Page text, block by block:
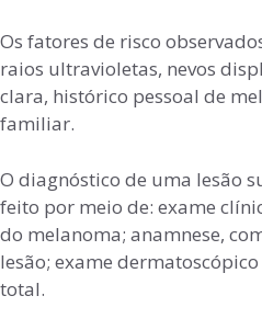
Os fatores de risco
raios ultravioletas, nevos
clara, histórico pessoal de
familiar.
O diagnóstico de uma lesão
feito por meio de: exame
do melanoma; anamnese,
lesão; exame
total.